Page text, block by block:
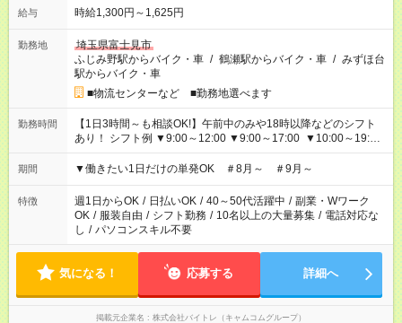
給与 時給1,300円～1,625円
勤務地
埼玉県富士見市
ふじみ野駅からバイク・車 / 鶴瀬駅からバイク・車 / みずほ台
駅からバイク・車
■物流センターなど ■勤務地選べます
勤務時間
【1日3時間～も相談OK!】午前中のみや18時以降などのシフト
あり！ シフト例 ▼9:00～12:00 ▼9:00～17:00 ▼10:00～19:00
▼18:00～21:00
期間 ▼働きたい1日だけの単発OK ＃8月～ ＃9月～
特徴 週1日からOK / 日払いOK / 40～50代活躍中 / 副業・Wワーク
OK / 服装自由 / シフト勤務 / 10名以上の大量募集 / 電話対応な
し / パソコンスキル不要
気になる！ 応募する 詳細へ
掲載元企業名 株式会社バイトレ（キャムコムグループ）